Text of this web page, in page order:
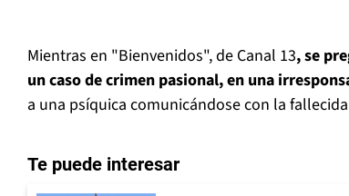
Mientras en "Bienvenidos", de Canal 13, se
un caso de crimen pasional, en una
a una psíquica comunicándose con la
Te puede interesar